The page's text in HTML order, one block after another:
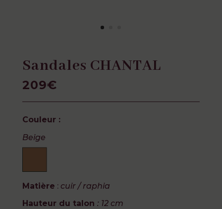
Sandales CHANTAL
209€
Couleur :
Beige
Matière : cuir / raphia
Hauteur du talon : 12 cm